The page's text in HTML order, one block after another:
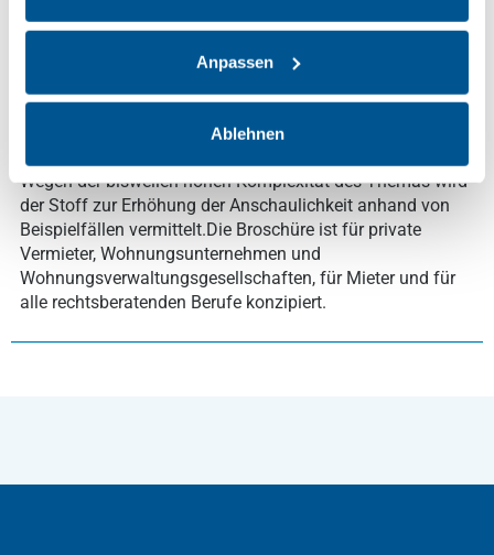
Anpassen
Ablehnen
des Mieters an einer insolvenzfesten Anlage "seiner"
Mietkaution sowie an einem Ausschluss von Pfandrechten
Denn auch nach dem Sicherungszweck der Kaution soll
der Mieter bei Ende des Mietverhältnisses unverbrauchte,
Wegen der bisweilen hohen Komplexität des Themas wird
der Stoff zur Erhöhung der Anschaulichkeit anhand von
Beispielfällen vermittelt.Die Broschüre ist für private
Vermieter, Wohnungsunternehmen und
Wohnungsverwaltungsgesellschaften, für Mieter und für
alle rechtsberatenden Berufe konzipiert.